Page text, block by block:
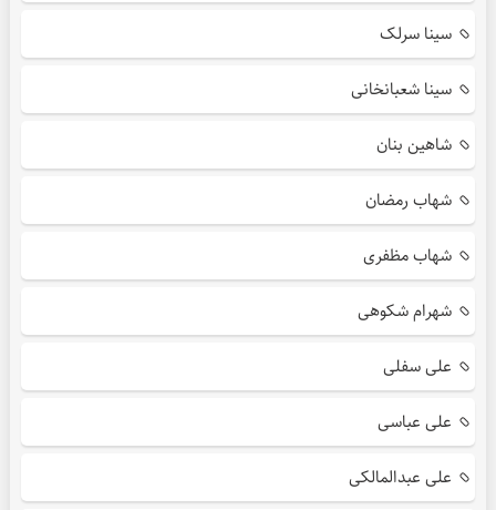
سینا سرلک
سینا شعبانخانی
شاهین بنان
شهاب رمضان
شهاب مظفری
شهرام شکوهی
علی سفلی
علی عباسی
علی عبدالمالکی